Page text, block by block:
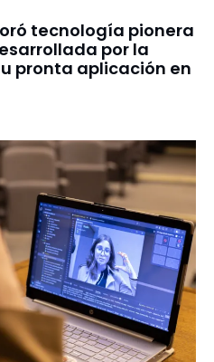
tecnología pionera
por la
pronta aplicación en